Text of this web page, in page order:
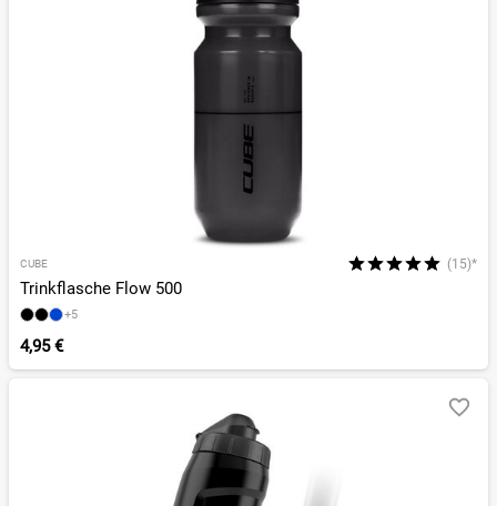
CUBE (15)*
Trinkflasche Flow 500
+5
4,95 €